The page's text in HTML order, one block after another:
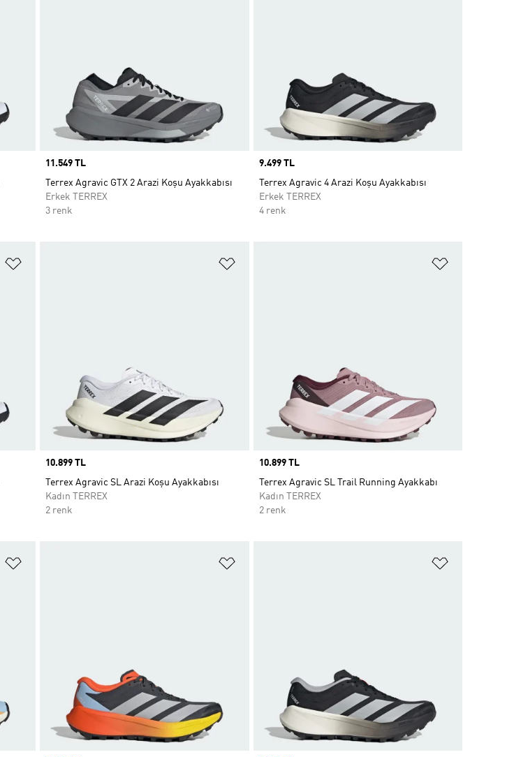
Price
11.549 TL
Terrex Agravic GTX 2 Arazi Koşu Ayakkabısı
Erkek TERREX
3 renk
Price
9.499 TL
Terrex Agravic 4 Arazi Koşu Ayakkabısı
Erkek TERREX
4 renk
Price
10.899 TL
Terrex Agravic SL Arazi Koşu Ayakkabısı
Kadın TERREX
2 renk
Price
10.899 TL
Terrex Agravic SL Trail Running Ayakkabı
Kadın TERREX
2 renk